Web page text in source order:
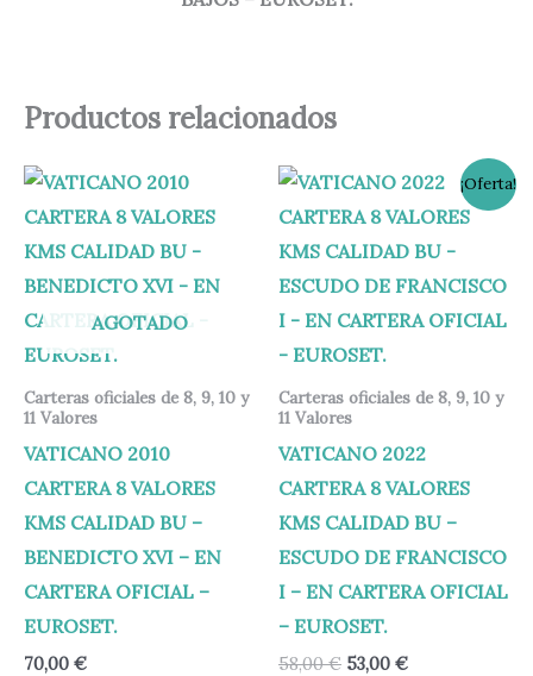
Productos relacionados
AGOTADO
Carteras oficiales de 8, 9, 10 y
11 Valores
VATICANO 2010
CARTERA 8 VALORES
KMS CALIDAD BU –
BENEDICTO XVI – EN
CARTERA OFICIAL –
EUROSET.
70,00 €
¡Oferta!
Carteras oficiales de 8, 9, 10 y
11 Valores
VATICANO 2022
CARTERA 8 VALORES
KMS CALIDAD BU –
ESCUDO DE FRANCISCO
I – EN CARTERA OFICIAL
– EUROSET.
58,00€
El
precio
original
era:
58,00 €.
53,00 €
El
precio
actual
es:
53,00 €.